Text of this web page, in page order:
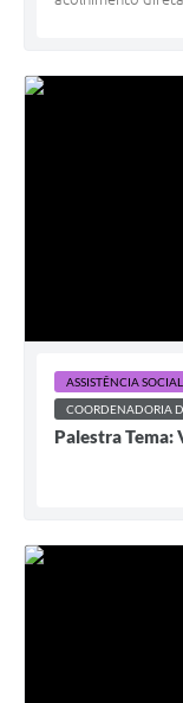
ASSISTÊNCIA SOCIAL
COORDENADORIA
Palestra